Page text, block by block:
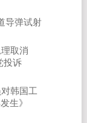
导弹试射
取消
投诉
韩国工
生》